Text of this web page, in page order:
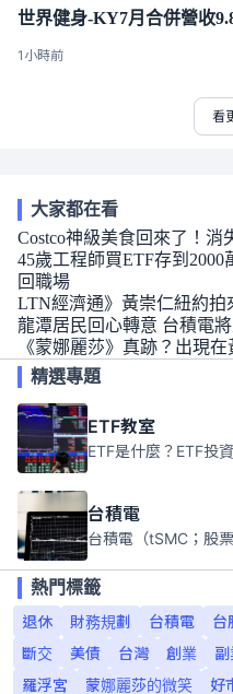
世界健身-KY7月合併營收
1小時前
看
大家都在看
Costco神級美食回來了！消
45歲工程師買ETF存到
回職場
LTN經濟通》黃崇仁紐約拍
龍潭居民回心轉意 台積電
《蒙娜麗莎》真跡？出現
精選專題
ETF教室
台積電
熱門標籤
退休
財務規劃 台積電 台
斷交
美債 台灣 創業 副
羅浮宮
蒙娜麗莎的微笑 好